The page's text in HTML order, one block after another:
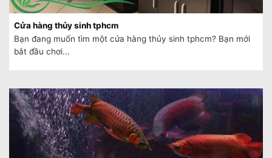
Cửa hàng thủy sinh tphcm
Bạn đang muốn tìm một cửa hàng thủy sinh tphcm? Bạn mới
bắt đầu chơi...